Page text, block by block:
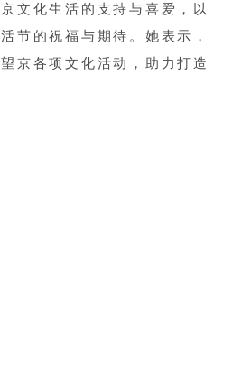
文化生活的支持与喜爱，以
节的祝福与期待。她表示，
京各项文化活动，助力打造